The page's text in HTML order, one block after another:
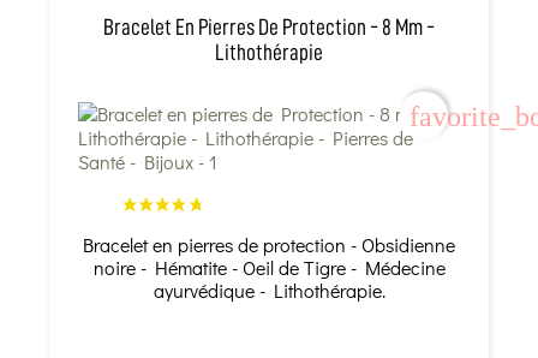
Bracelet En Pierres De Protection - 8 Mm -
Lithothérapie
Bracelet en pierres de protection - Obsidienne
noire - Hématite - Oeil de Tigre - Médecine
ayurvédique - Lithothérapie.